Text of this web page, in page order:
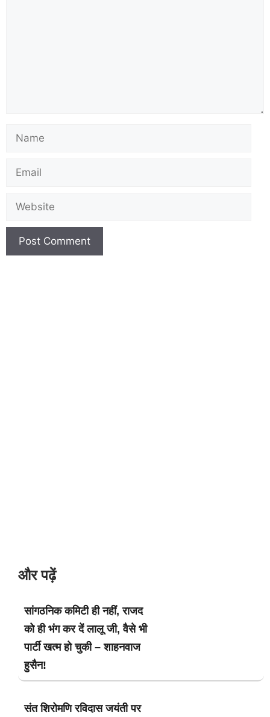
और पढ़ें
सांगठनिक कमिटी ही नहीं, राजद
को ही भंग कर दें लालू जी, वैसे भी
पार्टी खत्म हो चुकी – शाहनवाज
हुसैन!
संत शिरोमणि रविदास जयंती पर